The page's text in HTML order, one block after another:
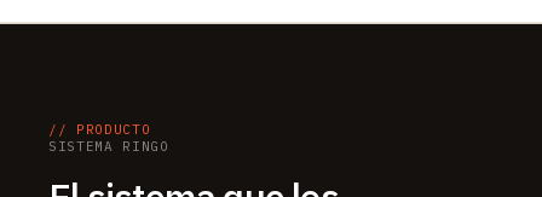
// PRODUCTO
SISTEMA RINGO